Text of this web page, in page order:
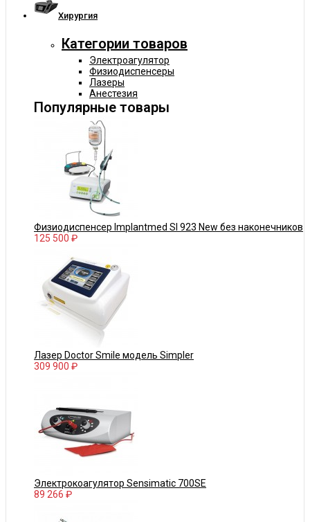
Хирургия
Категории товаров
Электроагулятор
Физиодиспенсеры
Лазеры
Анестезия
Популярные товары
Физиодиспенсер Implantmed SI 923 New без наконечников
125 500 ₽
Лазер Doctor Smile модель Simpler
309 900 ₽
Электрокоагулятор Sensimatic 700SE
89 266 ₽